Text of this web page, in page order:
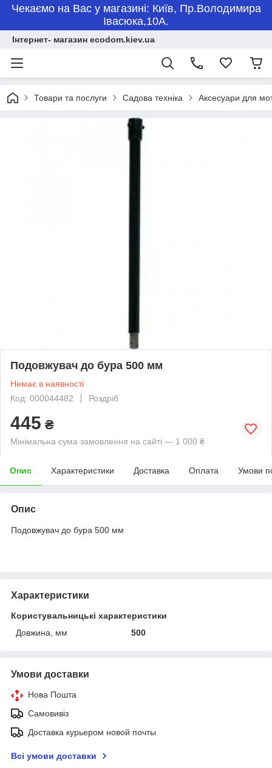
Чекаємо на Вас у магазині: Київ, Пр.Володимира
Івасюка,10А.
Інтернет- магазин ecodom.kiev.ua
Товари та послуги Садова техніка Аксесуари для
Подовжувач до бура 500 мм
Немає в наявності
Код: 000044482
Роздріб
445 ₴
Мінімальна сума замовлення на сайті — 1 000 ₴
Опис Характеристики Доставка Оплата Умови
Опис
Подовжувач до бура 500 мм
Характеристики
Користувальницькі характеристики
Довжина, мм
500
Умови доставки
Нова Пошта
Самовивіз
Доставка курьером новой почты
Всі умови доставки